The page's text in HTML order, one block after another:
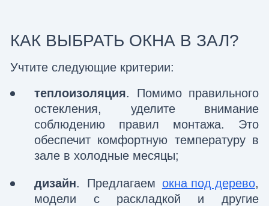
КАК ВЫБРАТЬ ОКНА В ЗАЛ?
Учтите следующие критерии:
теплоизоляция. Помимо правильного
остекления, уделите внимание
соблюдению правил монтажа. Это
обеспечит комфортную температуру в
зале в холодные месяцы;
дизайн. Предлагаем окна под дерево,
модели с раскладкой и другие